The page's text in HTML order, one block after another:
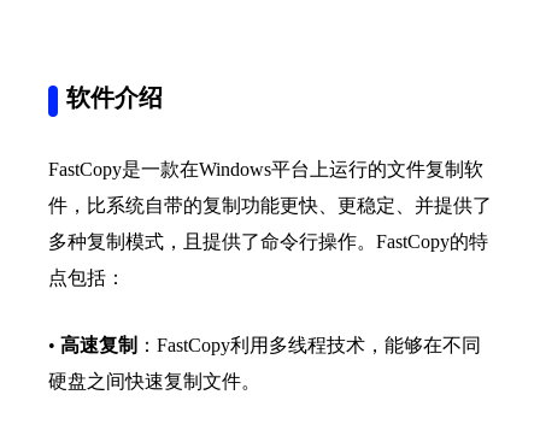
软件介绍
FastCopy是一款在Windows平台上运行的文件复制软
件，比系统自带的复制功能更快、更稳定、并提供了
多种复制模式，且提供了命令行操作。FastCopy的特
点包括：
• 高速复制 ：FastCopy利用多线程技术，能够在不同
硬盘之间快速复制文件。